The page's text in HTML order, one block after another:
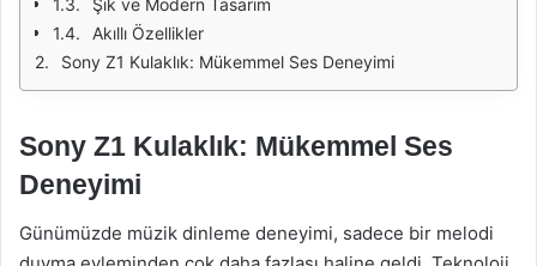
Şık ve Modern Tasarım
Akıllı Özellikler
Sony Z1 Kulaklık: Mükemmel Ses Deneyimi
Sony Z1 Kulaklık: Mükemmel Ses
Deneyimi
Günümüzde müzik dinleme deneyimi, sadece bir melodi